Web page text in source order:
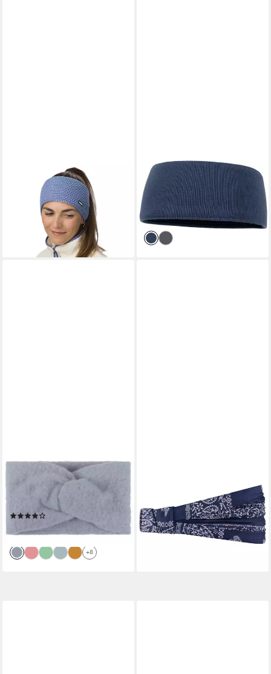
Stirnband Jamies (Futter aus
Fleece-Merinowolle)
himmelblau Damen
lieferbar - in 3-4 Werktagen bei dir
BALKE
Stirnband Stirnband aus
reiner Baumwolle
19,99 €
lieferbar - in 3-4 Werktagen bei dir
STYLEBREAKER
Stirnband Weiches Feinstrick
Stirnband mit Twist Knoten
(1-St)
(17)
18,95 €
lieferbar - in 2-3 Werktagen bei dir
+8
lieferbar - in 2-3 Werktagen bei dir